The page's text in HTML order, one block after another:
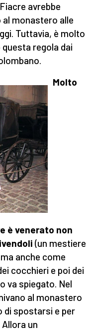
avrebbe
monastero alle
Tuttavia, è molto
regola dai
Molto
è venerato non
(un mestiere
anche come
cocchieri e poi dei
va spiegato. Nel
al monastero
di spostarsi e per
un